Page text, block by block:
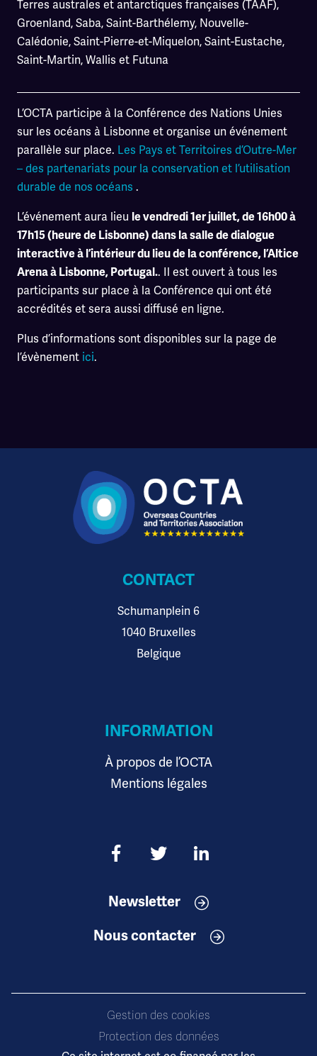
Terres australes et antarctiques françaises (TAAF),
Groenland,Saba,Saint-Barthélemy, Nouvelle-
Calédonie,Saint-Pierre-et-Miquelon,Saint-Eustache,
Saint-Martin,Wallis et Futuna
L’OCTA participe à la Conférence des Nations Unies
sur les océans à Lisbonne et organise un événement
parallèle sur place. Les Pays et Territoires d’Outre-Mer
– des partenariats pour la conservation et l’utilisation
durable de nos océans .
L’événement aura lieu le vendredi 1er juillet, de 16h00 à
17h15 (heure de Lisbonne) dans la salle de dialogue
interactive à l’intérieur du lieu de la conférence, l’Altice
Arena à Lisbonne, Portugal.. Il est ouvert à tous les
participants sur place à la Conférence qui ont été
accrédités et sera aussi diffusé en ligne.
Plus d’informations sont disponibles sur la page de
l’évènement ici.
CONTACT
Schumanplein 6
1040 Bruxelles
Belgique
INFORMATION
À propos de l’OCTA
Mentions légales
Newsletter
Nous contacter
Gestion des cookies
Protection des données